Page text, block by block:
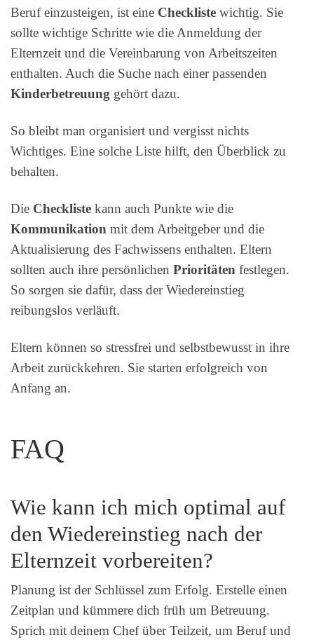
Beruf einzusteigen, ist eine Checkliste wichtig. Sie
sollte wichtige Schritte wie die Anmeldung der
Elternzeit und die Vereinbarung von Arbeitszeiten
enthalten. Auch die Suche nach einer passenden
Kinderbetreuung gehört dazu.
So bleibt man organisiert und vergisst nichts
Wichtiges. Eine solche Liste hilft, den Überblick zu
behalten.
Die Checkliste kann auch Punkte wie die
Kommunikation mit dem Arbeitgeber und die
Aktualisierung des Fachwissens enthalten. Eltern
sollten auch ihre persönlichen Prioritäten festlegen.
So sorgen sie dafür, dass der Wiedereinstieg
reibungslos verläuft.
Eltern können so stressfrei und selbstbewusst in ihre
Arbeit zurückkehren. Sie starten erfolgreich von
Anfang an.
FAQ
Wie kann ich mich optimal auf
den Wiedereinstieg nach der
Elternzeit vorbereiten?
Planung ist der Schlüssel zum Erfolg. Erstelle einen
Zeitplan und kümmere dich früh um Betreuung.
Sprich mit deinem Chef über Teilzeit, um Beruf und